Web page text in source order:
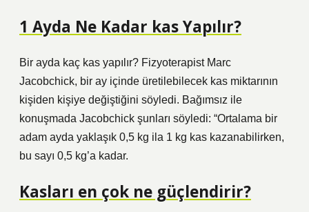
1 Ayda Ne Kadar kas Yapılır?
Bir ayda kaç kas yapılır? Fizyoterapist Marc
Jacobchick, bir ay içinde üretilebilecek kas miktarının
kişiden kişiye değiştiğini söyledi. Bağımsız ile
konuşmada Jacobchick şunları söyledi: “Ortalama bir
adam ayda yaklaşık 0,5 kg ila 1 kg kas kazanabilirken,
bu sayı 0,5 kg’a kadar.
Kasları en çok ne güçlendirir?